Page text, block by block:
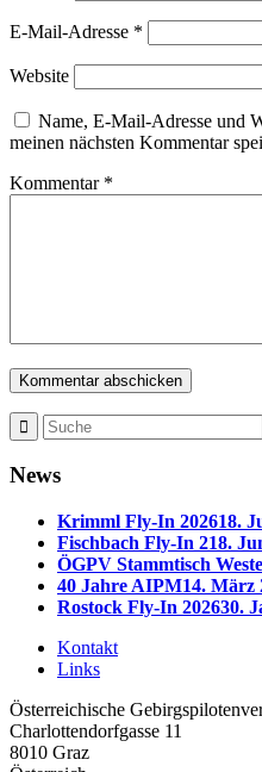
E-Mail-Adresse *
Website
Name, E-Mail-Adresse und
meinen nächsten Kommentar
Kommentar *
News
Krimml Fly-In 202618.
Fischbach Fly-In 218.
ÖGPV Stammtisch
40 Jahre AIPM14. März
Rostock Fly-In 202630.
Kontakt
Links
Österreichische
Charlottendorfgasse 11
8010 Graz